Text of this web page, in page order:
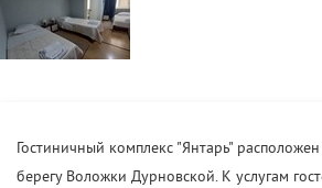
Гостиничный комплекс "Янтарь" расположен
берегу Воложки Дурновской. К услугам